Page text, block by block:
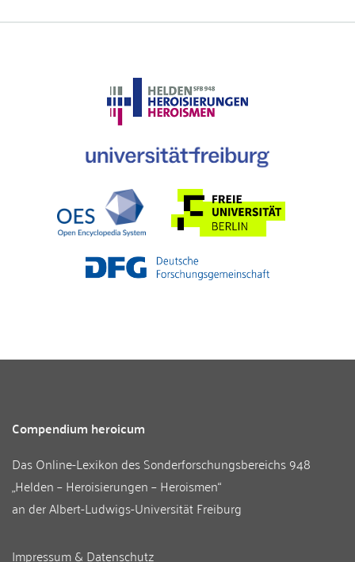
Compendium heroicum
Das Online-Lexikon desSonderforschungsbereichs 948
„Helden – Heroisierungen – Heroismen“
an derAlbert-Ludwigs-Universität Freiburg
Impressum & Datenschutz